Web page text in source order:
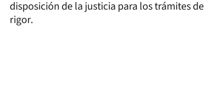
disposición de la justicia para los trámites de
rigor.